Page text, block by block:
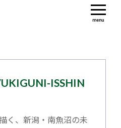
menu
ISSHIN
く、新潟・南魚沼の未